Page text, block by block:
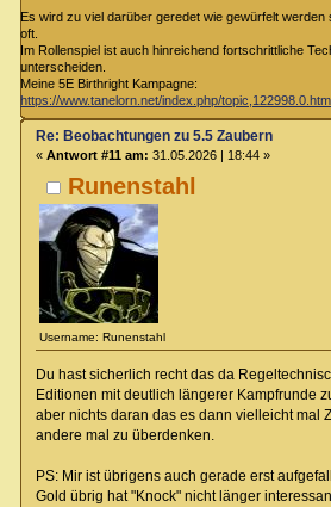
Es wird zu viel darüber geredet wie gewürfelt werden
oft.
Im Rollenspiel ist auch hinreichend fortschrittliche
unterscheiden.
Meine 5E Birthright Kampagne:
https://www.tanelorn.net/index.php/
Runenstahl
Username: Runenstahl
Re: Beobachtungen zu 5.5 Zaubern
« Antwort #11 am: 31.05.2026 | 18:44 »
Du hast sicherlich recht das da
Editionen mit deutlich längerer Kampfrunde
aber nichts daran das es dann vielleicht mal
andere mal zu überdenken.
PS: Mir ist übrigens auch gerade erst
Gold übrig hat "Knock" nicht länger